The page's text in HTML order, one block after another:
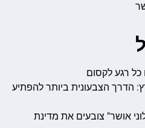
כל רגע לקסום
הדרך הצבעונית ביותר להפתיע
אושר" צובעים את מדינת